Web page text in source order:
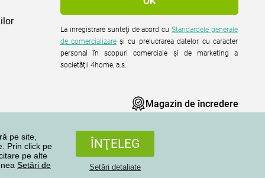
pe site,
Prin click pe
pe alte
Setări de
ÎNŢELEG
Setări detaliate
La inregistrare sunteţi de acord cuStandardele generale
de comercializare şi cu prelucrarea datelor cu caracter
personal în scopuri comerciale şi de marketing a
societăţii 4home, a.s.
Magazin de încredere
Toate drepturile rezervate © 2004-2026 4home, a.s.